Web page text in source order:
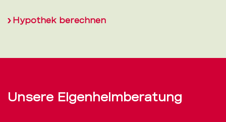
Hypothek berechnen
Unsere Eigenheimberatung